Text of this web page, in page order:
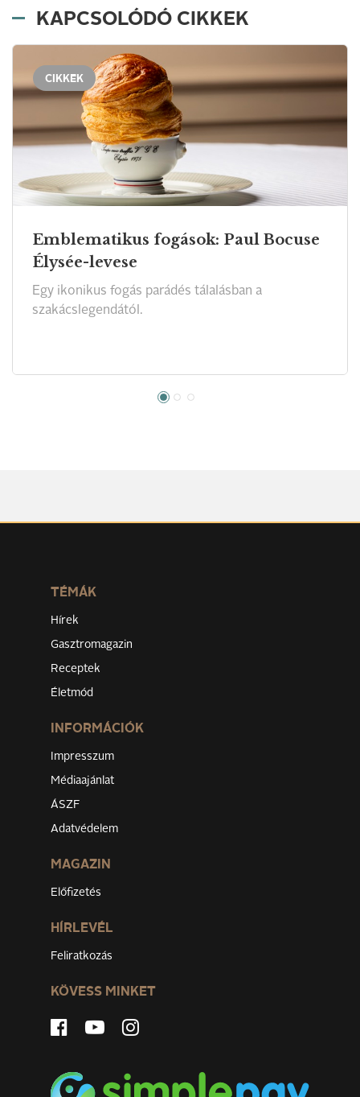
KAPCSOLÓDÓ CIKKEK
CIKKEK
Emblematikus fogások: Paul Bocuse
Élysée-levese
Egy ikonikus fogás parádés tálalásban a
szakácslegendától.
TÉMÁK
Hírek
Gasztromagazin
Receptek
Életmód
INFORMÁCIÓK
Impresszum
Médiaajánlat
ÁSZF
Adatvédelem
MAGAZIN
Előfizetés
HÍRLEVÉL
Feliratkozás
KÖVESS MINKET